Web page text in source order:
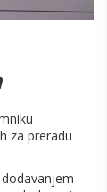
za preradu